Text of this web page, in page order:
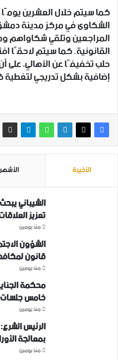
كما سيتم خلال العشرين
الشكاوى في مركز مدينة
المراجعين وتلقي شكاواهم
القانونية. كما سيتم لاحقًا
حلب تخفيفًا عن الأهالي، على
إضافية بشكل تدريجي
الأخيرة الأشهر
الشيباني
تعزيز
منذ يومين
الشؤون
قانون
منذ يومين
محكمة
خامس
منذ يومين
الرئيس
بمعالجة
منذ يومين